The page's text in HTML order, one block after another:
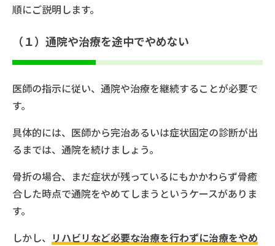
順にご説明します。
（１）通院や治療を途中でやめない
医師の指示に従い、通院や治療を継続することが必要で
す。
具体的には、医師から完治あるいは症状固定の診断が出
るまでは、通院を続けましょう。
骨折の場合、まだ症状が残っているにもかかわらず骨癒
合した時点で通院をやめてしまうというケースがありま
す。
しかし、 リハビリなど必要な治療を行わずに治療をやめ